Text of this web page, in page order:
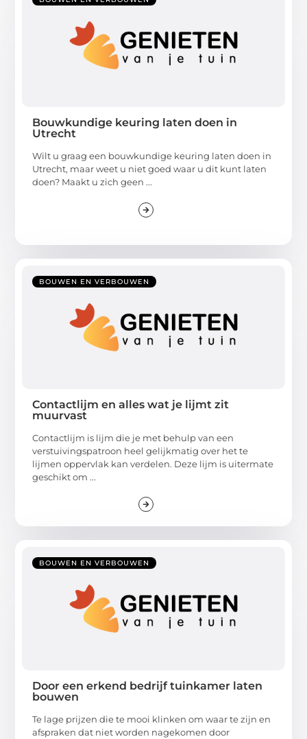
Bouwkundige keuring laten doen in
Utrecht
Wilt u graag een bouwkundige keuring laten doen in
Utrecht, maar weet u niet goed waar u dit kunt laten
doen? Maakt u zich geen ...
BOUWEN EN VERBOUWEN
Contactlijm en alles wat je lijmt zit
muurvast
Contactlijm is lijm die je met behulp van een
verstuivingspatroon heel gelijkmatig over het te
lijmen oppervlak kan verdelen. Deze lijm is uitermate
geschikt om ...
BOUWEN EN VERBOUWEN
Door een erkend bedrijf tuinkamer laten
bouwen
Te lage prijzen die te mooi klinken om waar te zijn en
afspraken dat niet worden nagekomen door